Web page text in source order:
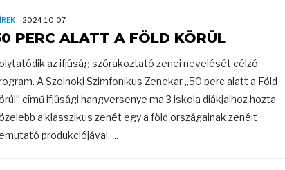
2024.10.07
PERC ALATT A FÖLD KÖRÜL
az ifjúság szórakoztató zenei nevelését célzó
A Szolnoki Szimfonikus Zenekar „50 perc alatt a Föld
című ifjúsági hangversenye ma 3 iskola diákjaihoz hozta
a klasszikus zenét egy a föld országainak zenéit
produkciójával. ...